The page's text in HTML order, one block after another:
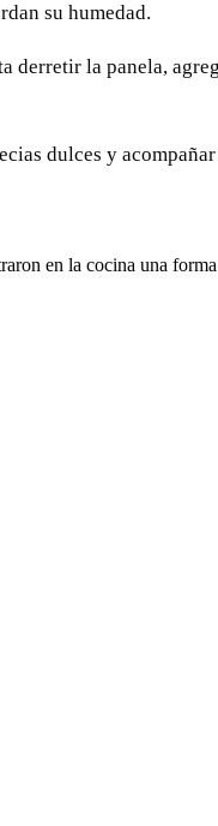
su humedad.
la panela,
dulces y
en la cocina una